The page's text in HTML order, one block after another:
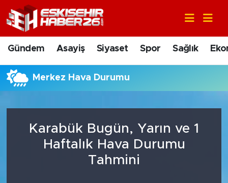
Gündem Asayiş Siyaset Spor Sağlık
Merkez Hava Durumu
Karabük Bugün, Yarın ve 1
Haftalık Hava Durumu
Tahmini
Gündem
Asayiş
Siyaset
Sağlık
Nöbetçi Eczaneler
Hava Durumu
Trafik Durumu
Tüm Manşetler